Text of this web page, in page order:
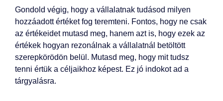
Gondold végig, hogy a vállalatnak tudásod milyen
hozzáadott értéket fog teremteni. Fontos, hogy ne csak
az értékeidet mutasd meg, hanem azt is, hogy ezek az
értékek hogyan rezonálnak a vállalatnál betöltött
szerepkörödön belül. Mutasd meg, hogy mit tudsz
tenni értük a céljaikhoz képest. Ez jó indokot ad a
tárgyalásra.